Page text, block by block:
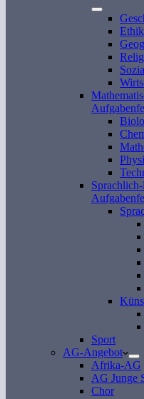
Ethik
Sport
AG-Angebot
Afrika-AG
AG Junge
Chor